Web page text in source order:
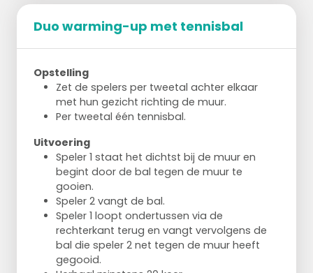
Kom omhoog en zet het rechterbeen naar
de rechterzijkant, voet iets naar voren
gedraaid. Buig de linkerknie.
Ga terug naar basispositie en zet het
rechterbeen naar achteren. Buig de
linkerknie.
Herhaal voor het linkerbeen.
Jog en Sprint
Maak een rondje langs het veld.
Jog aan de lange zijden.
Sprint aan de korte zijden.
Duo warming-up met tennisbal
Opstelling
Zet de spelers per tweetal achter elkaar
met hun gezicht richting de muur.
Per tweetal één tennisbal.
Uitvoering
Speler 1 staat het dichtst bij de muur en
begint door de bal tegen de muur te
gooien.
Speler 2 vangt de bal.
Speler 1 loopt ondertussen via de
rechterkant terug en vangt vervolgens de
bal die speler 2 net tegen de muur heeft
gegooid.